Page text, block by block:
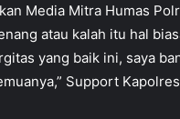
Media Mitra Humas
atau kalah itu hal
yang baik ini, saya
Support